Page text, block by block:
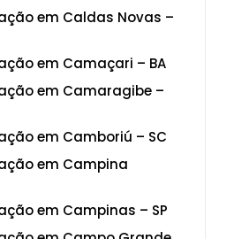
em Caldas Novas –
em Camaçari – BA
em Camaragibe –
em Camboriú – SC
em Campina
em Campinas – SP